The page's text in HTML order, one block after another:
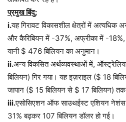
प्रमुख बिंदु:
i.यह गिरावट विकासशील क्षेत्रों में अत्यधिक
और कैरिबियन में -37%, अफ्रीका में -18%,
यानी $ 476 बिलियन का अनुमान।
ii.अन्य विकसित अर्थव्यवस्थाओं में,
बिलियन) गिर गया। यह इज़राइल ($ 18
जापान ($ 15 बिलियन से $ 17 बिलियन) तक
iii.एसोसिएशन ऑफ साउथईस्ट एशियन
31% बढ़कर 107 बिलियन डॉलर हो गई।